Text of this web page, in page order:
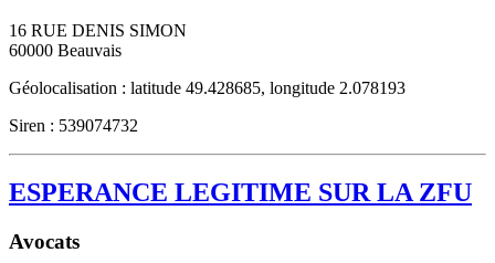
16 RUE DENIS SIMON
60000 Beauvais
Géolocalisation : latitude 49.428685, longitude 2.078193
Siren : 539074732
ESPERANCE LEGITIME SUR LA ZFU
Avocats